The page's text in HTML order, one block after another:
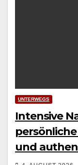
UNTERWEGS
Intensive
und